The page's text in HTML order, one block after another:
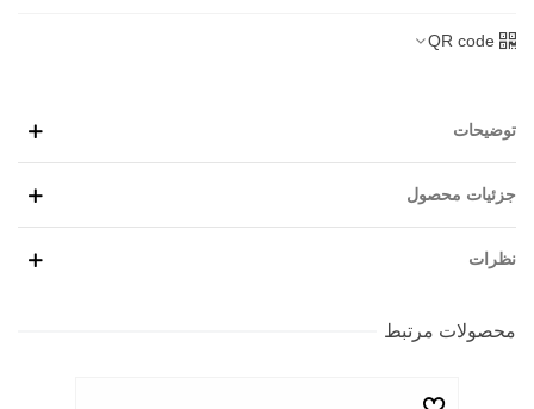
QR code
توضیحات
جزئیات محصول
نظرات
محصولات مرتبط